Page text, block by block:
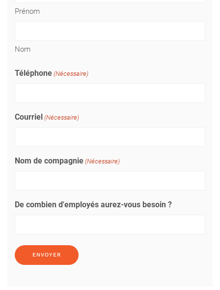
Prénom
Nom
Téléphone (Nécessaire)
Courriel (Nécessaire)
Nom de compagnie (Nécessaire)
De combien d'employés aurez-vous besoin ?